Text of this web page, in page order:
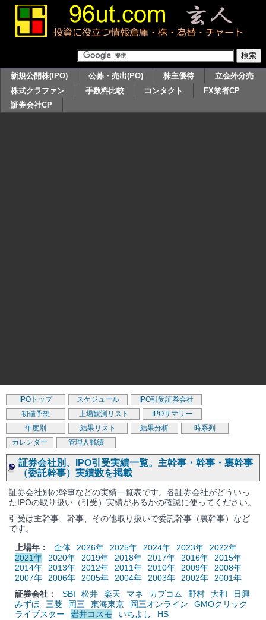
新規公開株(IPO) 公募・売出(PO) 株主優待
立会外分売
株式クラファン
手数料比較 コンタクト
FX業者CP
証券会社CP
IPOトップ スケジュール
IPO引受証券会社
初値予想
上場観測リスト
IPOサマリー
年度別
結果リスト 結果分析
時系列
カレンダー
管理人戦績
証券会社別、IPO引受実績一覧。主幹事・幹事・裏幹事
（委託幹事）実績数を掲載
証券会社別の幹事などの実績一覧表です。各証券会社がどういっ
たIPOの取り扱い（引受）実績があるかの確認に使ってください。
引受は主幹事、幹事、その他取り扱いで委託幹事（裏幹事）など
です。
上場年：
全体 2026年 2025年 2024年 2023年
2022年
2021年
2020年 2019年 2018年 2017年 2016年
2015年
2014年
2013年 2012年 2011年 2010年 2009年
2008年
2007年
2006年 2005年 2004年 2003年 2002年
2001年
証券会社：
SBI 松井 楽天 マネ カブコム 野村 大和
日興
みずほ
三菱 岡三 東海東京 岡三オンライン
GMOクリック
ライブスター
岩井コスモ いちよし
HS